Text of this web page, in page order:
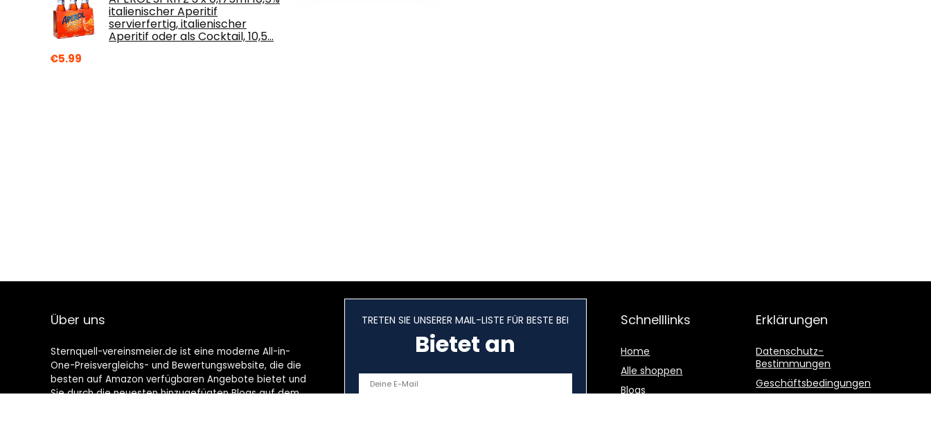
italienischer Aperitif
servierfertig, italienischer
Aperitif oder als Cocktail, 10,5…
€5.99
Über uns
Sternquell-vereinsmeier.de ist eine moderne All-in-
One-Preisvergleichs- und Bewertungswebsite, die die
besten auf Amazon verfügbaren Angebote bietet und
Sie durch die neuesten hinzugefügten Blogs auf dem
TRETEN SIE UNSERER MAIL-LISTE FÜR BESTE BEI
Bietet an
Schnelllinks
Home
Alle shoppen
Blogs
Erklärungen
Datenschutz-
Bestimmungen
Geschäftsbedingungen